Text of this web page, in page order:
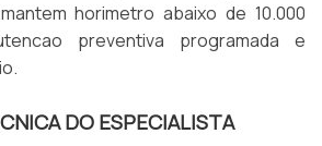
horimetro abaixo de 10.000
preventiva programada e
DO ESPECIALISTA